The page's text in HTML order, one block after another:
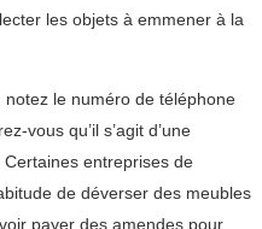
les objets à emmener à la
le numéro de téléphone
vous qu’il s’agit d’une
entreprises de
de déverser des meubles
payer des amendes pour